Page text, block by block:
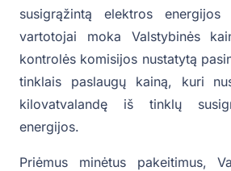
susigrąžintą elektros energijos
vartotojai moka Valstybinės
kontrolės komisijos nustatytą
tinklais paslaugų kainą, kuri
kilovatvalandę iš tinklų
energijos.
Priėmus minėtus pakeitimus,